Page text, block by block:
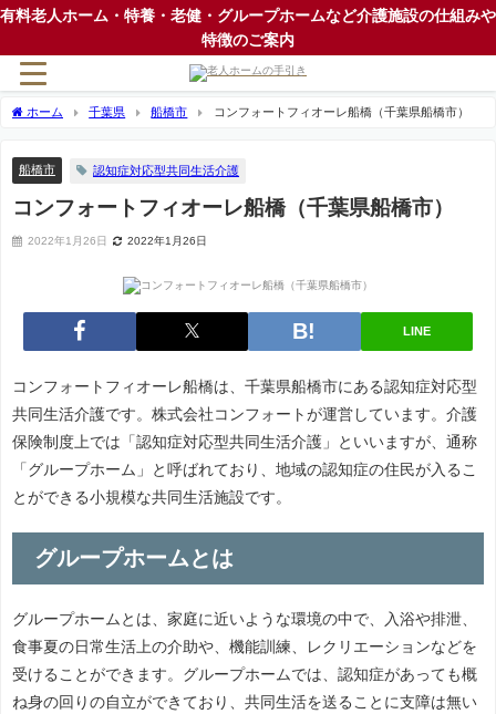
有料老人ホーム・特養・老健・グループホームなど介護施設の仕組みや
特徴のご案内
ホーム 千葉県 船橋市 コンフォートフィオーレ船橋（千葉県船橋市）
船橋市 認知症対応型共同生活介護
コンフォートフィオーレ船橋（千葉県船橋市）
2022年1月26日 2022年1月26日
LINE
コンフォートフィオーレ船橋は、千葉県船橋市にある認知症対応型
共同生活介護です。株式会社コンフォートが運営しています。介護
保険制度上では「認知症対応型共同生活介護」といいますが、通称
「グループホーム」と呼ばれており、地域の認知症の住民が入るこ
とができる小規模な共同生活施設です。
グループホームとは
グループホームとは、家庭に近いような環境の中で、入浴や排泄、
食事夏の日常生活上の介助や、機能訓練、レクリエーションなどを
受けることができます。グループホームでは、認知症があっても概
ね身の回りの自立ができており、共同生活を送ることに支障は無い